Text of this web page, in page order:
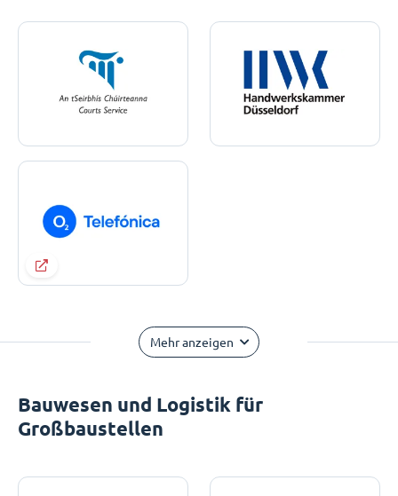
Mehr anzeigen
Bauwesen und Logistik für
Großbaustellen